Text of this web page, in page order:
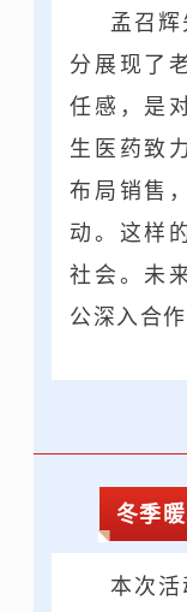
孟召辉
分展现了
任感，是
生医药致
布局销售
动。这样
社会。未
公深入合
冬季
本次活